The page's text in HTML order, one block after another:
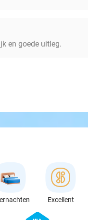
en goede uitleg.
Excellent